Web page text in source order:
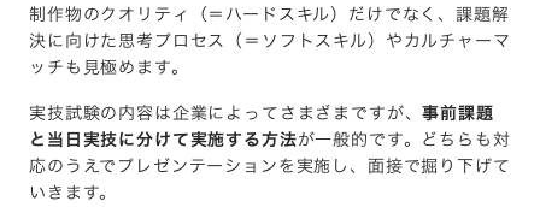
制作物のクオリティ（＝ハードスキル）だけでなく、課題解
決に向けた思考プロセス（＝ソフトスキル）やカルチャーマ
ッチも見極めます。
実技試験の内容は企業によってさまざまですが、事前課題
と当日実技に分けて実施する方法が一般的です。どちらも対
応のうえでプレゼンテーションを実施し、面接で掘り下げて
いきます。